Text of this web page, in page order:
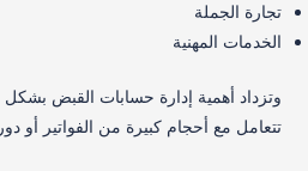
تجارة الجملة
الخدمات المهنية
وتزداد أهمية إدارة حسابات القبض
تتعامل مع أحجام كبيرة من الفواتير أو